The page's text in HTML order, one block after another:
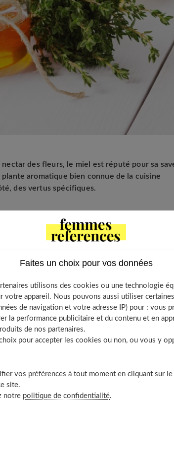
des fleurs, le miel est réputé pour sa
aromatique bien connue de la cuisine
des vertus spécifiques.
du miel de thym
son miel de thym ?
aussi
Faites un choix pour vos données
utilisons des cookies ou une technologie
votre appareil. Nous pouvons aussi utiliser
de navigation et votre adresse IP) pour : vous
la performance publicitaire et du contenu et en
de nos partenaires.
pour accepter les cookies ou non, ou vous y
vos préférences à tout moment en cliquant sur le
site.
notre politique de confidentialité.